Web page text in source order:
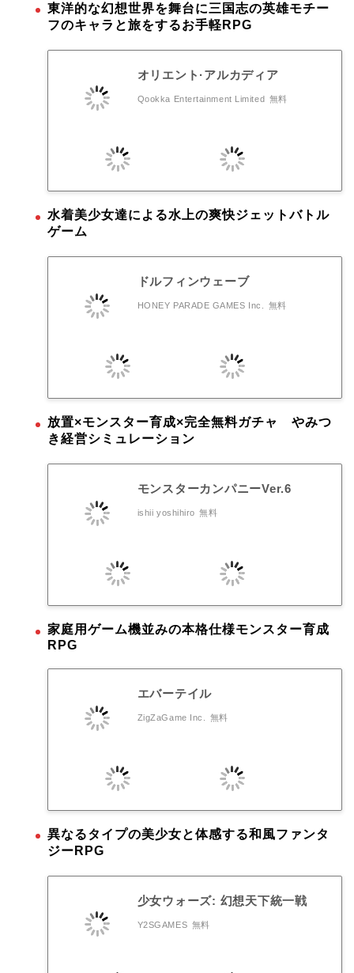
東洋的な幻想世界を舞台に三国志の英雄モチー
フのキャラと旅をするお手軽RPG
オリエント·アルカディア
Qookka Entertainment Limited 無料
水着美少女達による水上の爽快ジェットバトル
ゲーム
ドルフィンウェーブ
HONEY PARADE GAMES Inc. 無料
放置×モンスター育成×完全無料ガチャ やみつ
き経営シミュレーション
モンスターカンパニーVer.6
ishii yoshihiro 無料
家庭用ゲーム機並みの本格仕様モンスター育成
RPG
エバーテイル
ZigZaGame Inc. 無料
異なるタイプの美少女と体感する和風ファンタ
ジーRPG
少女ウォーズ: 幻想天下統一戦
Y2SGAMES 無料